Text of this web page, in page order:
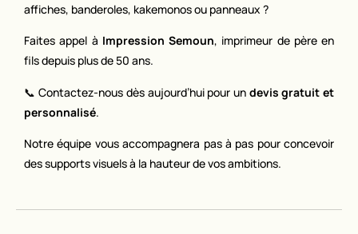
affiches, banderoles, kakemonos ou panneaux ?
Faites appel à Impression Semoun, imprimeur de père en
fils depuis plus de 50 ans.
📞 Contactez-nous dès aujourd’hui pour un devis gratuit et
personnalisé.
Notre équipe vous accompagnera pas à pas pour concevoir
des supports visuels à la hauteur de vos ambitions.